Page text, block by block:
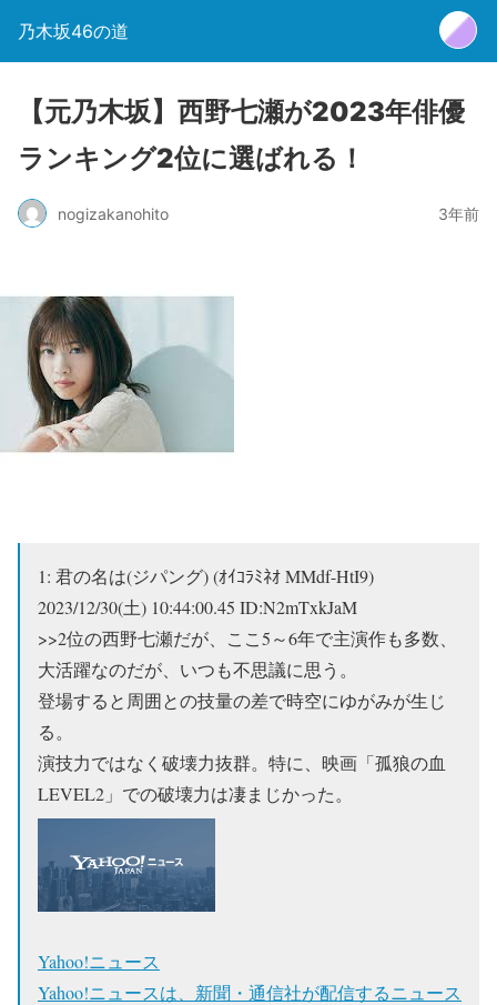
乃木坂46の道
【元乃木坂】西野七瀬が2023年俳優
ランキング2位に選ばれる！
nogizakanohito 3年前
1: 君の名は(ジパング) (ｵｲｺﾗﾐﾈｵ MMdf-HtI9)
2023/12/30(土) 10:44:00.45 ID:N2mTxkJaM
>>2位の西野七瀬だが、ここ5～6年で主演作も多数、
大活躍なのだが、いつも不思議に思う。
登場すると周囲との技量の差で時空にゆがみが生じ
る。
演技力ではなく破壊力抜群。特に、映画「孤狼の血
LEVEL2」での破壊力は凄まじかった。
Yahoo!ニュース
Yahoo!ニュースは、新聞・通信社が配信するニュース